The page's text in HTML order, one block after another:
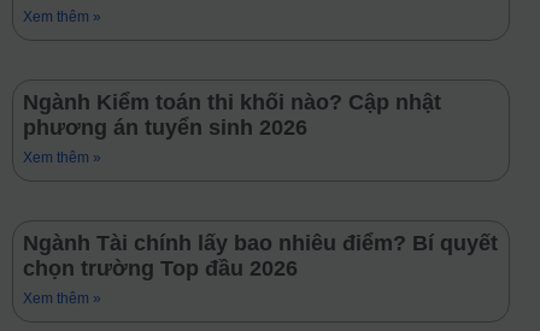
Xem thêm »
Ngành Kiểm toán thi khối nào? Cập nhật
phương án tuyển sinh 2026
Xem thêm »
Ngành Tài chính lấy bao nhiêu điểm? Bí quyết
chọn trường Top đầu 2026
Xem thêm »